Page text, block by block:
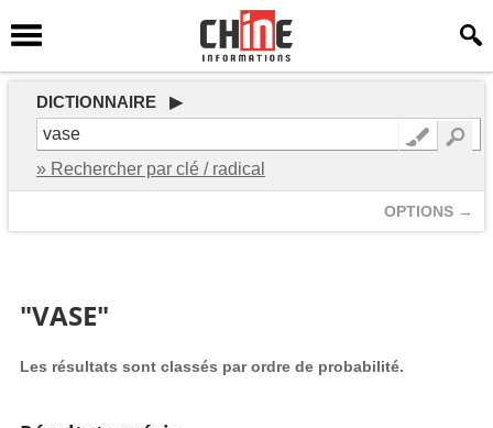
DICTIONNAIRE ▶
» Rechercher par clé / radical
OPTIONS →
"VASE"
Les résultats sont classés par ordre de probabilité.